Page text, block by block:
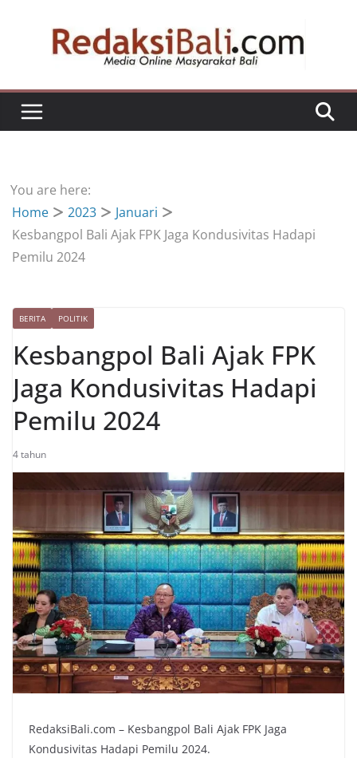
You are here:
Home
2023
Januari
Kesbangpol Bali Ajak FPK Jaga Kondusivitas Hadapi
Pemilu 2024
BERITA POLITIK
Kesbangpol Bali Ajak FPK
Jaga Kondusivitas Hadapi
Pemilu 2024
4 tahun
RedaksiBali.com – Kesbangpol Bali Ajak FPK Jaga
Kondusivitas Hadapi Pemilu 2024.